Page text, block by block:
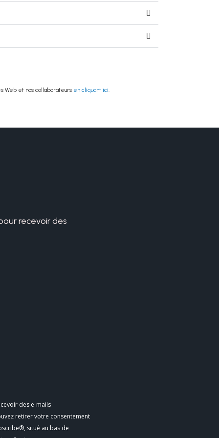
et nos collaborateurs en cliquant ici.
recevoir des
des e-mails
retirer votre consentement
situé au bas de